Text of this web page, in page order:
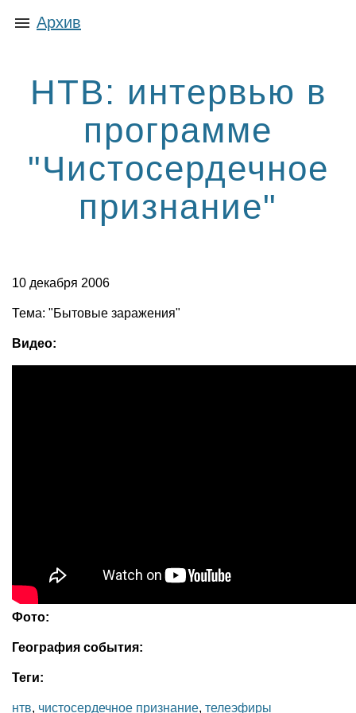
Архив
НТВ: интервью в
программе
"Чистосердечное
признание"
10 декабря 2006
Тема: "Бытовые заражения"
Видео:
Фото:
География события:
Теги:
нтв, чистосердечное признание, телеэфиры